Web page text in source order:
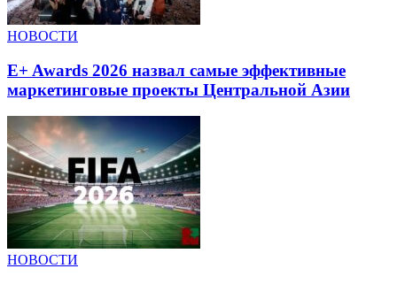
НОВОСТИ
E+ Awards 2026 назвал самые эффективные
маркетинговые проекты Центральной Азии
НОВОСТИ